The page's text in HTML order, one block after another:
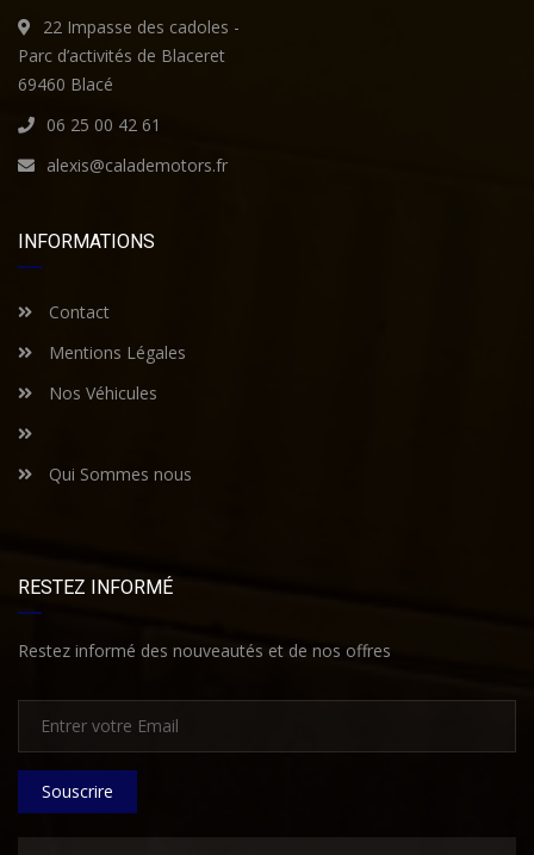
22 Impasse des cadoles -
Parc d’activités de Blaceret
69460 Blacé
06 25 00 42 61
alexis@calademotors.fr
INFORMATIONS
Contact
Mentions Légales
Nos Véhicules
Qui Sommes nous
RESTEZ INFORMÉ
Restez informé des nouveautés et de nos offres
Souscrire